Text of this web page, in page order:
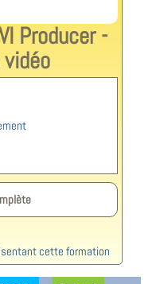
Producer -
cette formation